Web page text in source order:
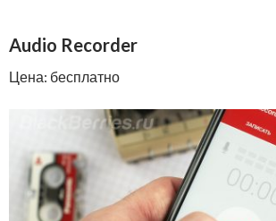
Audio Recorder
Цена: бесплатно